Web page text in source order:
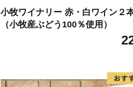
小牧ワイナリー 赤・白ワイン２
（小牧産ぶどう100％使用）